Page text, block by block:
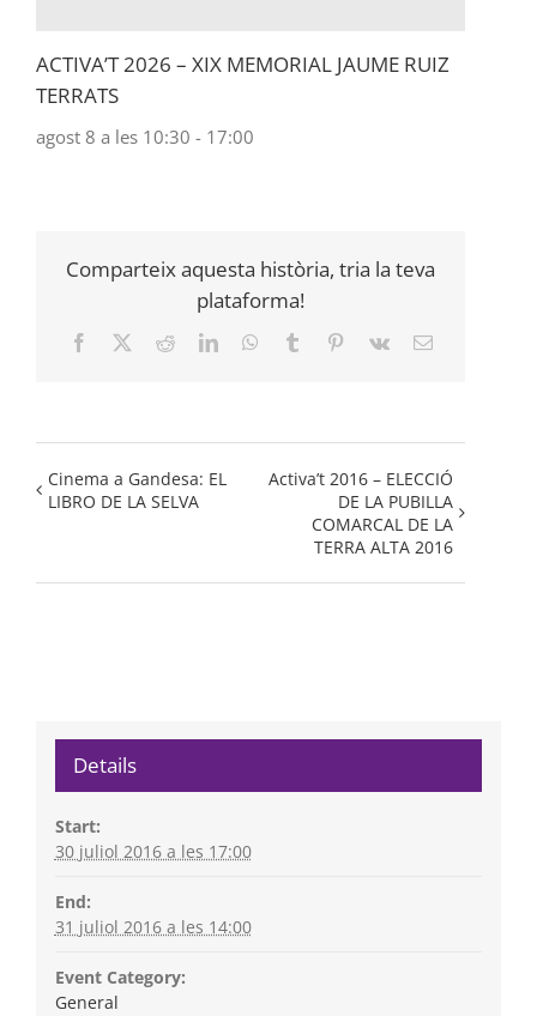
ACTIVA’T 2026 – XIX MEMORIAL JAUME RUIZ
TERRATS
agost 8 a les 10:30 - 17:00
Comparteix aquesta història, tria la teva
plataforma!
Facebook RedditLinkedInWhatsApp
Tumblr Pinterest
Vk Email:
Cinema a Gandesa: EL
LIBRO DE LA SELVA
Activa’t 2016 – ELECCIÓ
DE LA PUBILLA
COMARCAL DE LA
TERRA ALTA 2016
Details
Start:
30 juliol 2016 a les 17:00
End:
31 juliol 2016 a les 14:00
Event Category:
General